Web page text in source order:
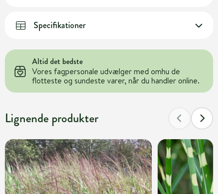
Specifikationer
Altid det bedste
Vores fagpersonale udvælger med omhu de
flotteste og sundeste varer, når du handler online.
Lignende produkter